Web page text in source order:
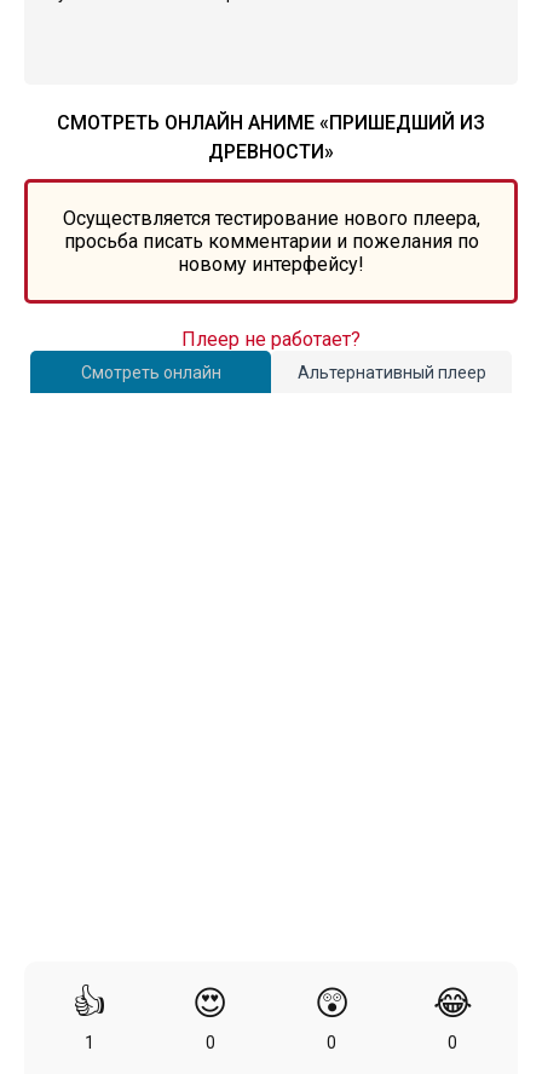
СМОТРЕТЬ ОНЛАЙН АНИМЕ «ПРИШЕДШИЙ ИЗ
ДРЕВНОСТИ»
Осуществляется тестирование нового плеера,
просьба писать комментарии и пожелания по
новому интерфейсу!
Смотреть онлайн Альтернативный плеер
Плеер не работает?
👍
1
😍
0
😲
0
😂
0